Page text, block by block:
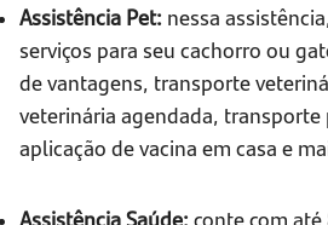
Assistência Pet: nessa
serviços para seu cachorro ou
de vantagens, transporte
veterinária agendada, transporte
aplicação de vacina em casa e
Assistência Saúde: conte com